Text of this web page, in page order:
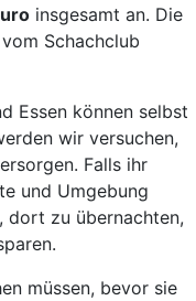
insgesamt an. Die
Schachclub
Essen können selbst
wir versuchen,
Falls ihr
und Umgebung
dort zu übernachten,
müssen, bevor sie